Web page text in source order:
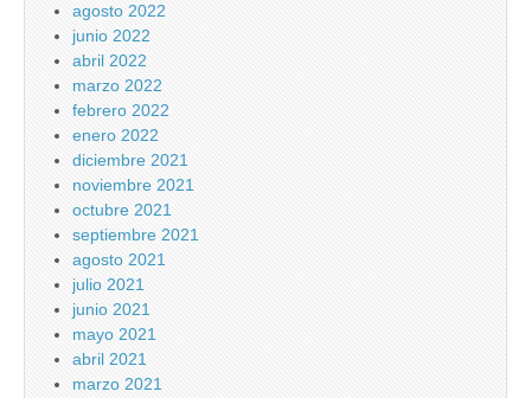
agosto 2022
junio 2022
abril 2022
marzo 2022
febrero 2022
enero 2022
diciembre 2021
noviembre 2021
octubre 2021
septiembre 2021
agosto 2021
julio 2021
junio 2021
mayo 2021
abril 2021
marzo 2021